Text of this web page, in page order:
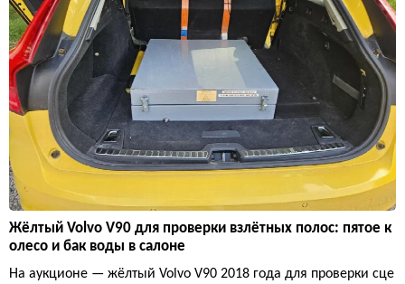
Жёлтый Volvo V90 для проверки взлётных полос: пятое к
олесо и бак воды в салоне
На аукционе — жёлтый Volvo V90 2018 года для проверки сце